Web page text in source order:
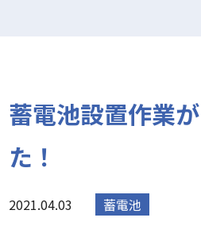
蓄電池設置作業
た！
2021.04.03 蓄電池